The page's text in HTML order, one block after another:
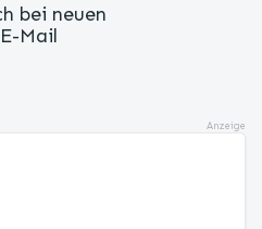
bei neuen
Mail
Anzeige